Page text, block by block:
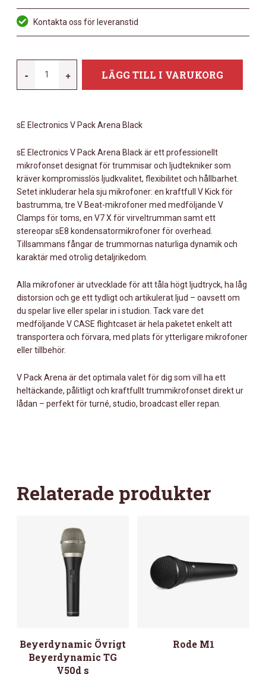
Kontakta oss för leveranstid
-
ELECTRONICS
ARENA
MÄNGD
+ LÄGG TILL I VARUKORG
sE Electronics V Pack Arena Black
sE Electronics V Pack Arena Black är ett professionellt
mikrofonset designat för trummisar och ljudtekniker som
kräver kompromisslös ljudkvalitet, flexibilitet och hållbarhet.
Setet inkluderar hela sju mikrofoner: en kraftfull V Kick för
bastrumma, tre V Beat-mikrofoner med medföljande V
Clamps för toms, en V7 X för virveltrumman samt ett
stereopar sE8 kondensatormikrofoner för overhead.
Tillsammans fångar de trummornas naturliga dynamik och
karaktär med otrolig detaljrikedom.
Alla mikrofoner är utvecklade för att tåla högt ljudtryck, ha låg
distorsion och ge ett tydligt och artikulerat ljud – oavsett om
du spelar live eller spelar in i studion. Tack vare det
medföljande V CASE flightcaset är hela paketet enkelt att
transportera och förvara, med plats för ytterligare mikrofoner
eller tillbehör.
V Pack Arena är det optimala valet för dig som vill ha ett
heltäckande, pålitligt och kraftfullt trummikrofonset direkt ur
lådan – perfekt för turné, studio, broadcast eller repan.
Relaterade produkter
Beyerdynamic Övrigt
Beyerdynamic TG
V50d s
Rode M1